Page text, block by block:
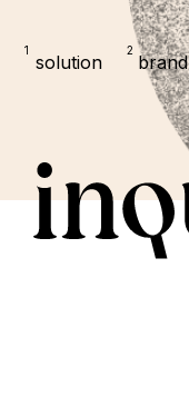
1
solution
2
brand